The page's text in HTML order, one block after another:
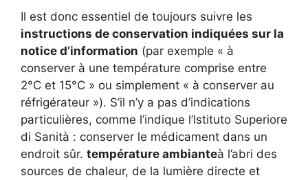
Il est donc essentiel de toujours suivre les
instructions de conservation indiquées sur la
notice d’information (par exemple « à
conserver à une température comprise entre
2°C et 15°C » ou simplement « à conserver au
réfrigérateur »). S’il n’y a pas d’indications
particulières, comme l’indique l’Istituto Superiore
di Sanità : conserver le médicament dans un
endroit sûr. température ambianteà l’abri des
sources de chaleur, de la lumière directe et